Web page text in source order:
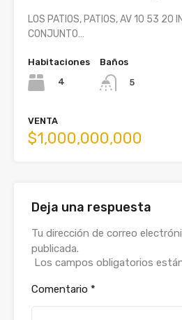
LOS PATIOS, PATIOS, AV 10 53 20
CONJUNTO…
Habitaciones
4
Baños
5
VENTA
$1,000,000,000
Deja una respuesta
Tu dirección de correo
publicada.
Los campos obligatorios
Comentario *